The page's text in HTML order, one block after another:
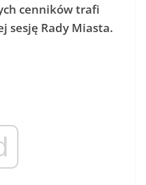
cenników trafi
sesję Rady Miasta.